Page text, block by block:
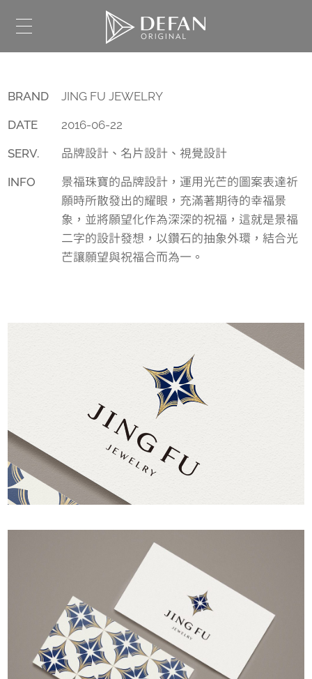
BRAND JING FU JEWELRY
DATE 2016-06-22
SERV. 品牌設計、名片設計、視覺設計
INFO
景福珠寶的品牌設計，運用光芒的圖案表達祈
願時所散發出的耀眼，充滿著期待的幸福景
象，並將願望化作為深深的祝福，這就是景福
二字的設計發想，以鑽石的抽象外環，結合光
芒讓願望與祝福合而為一。